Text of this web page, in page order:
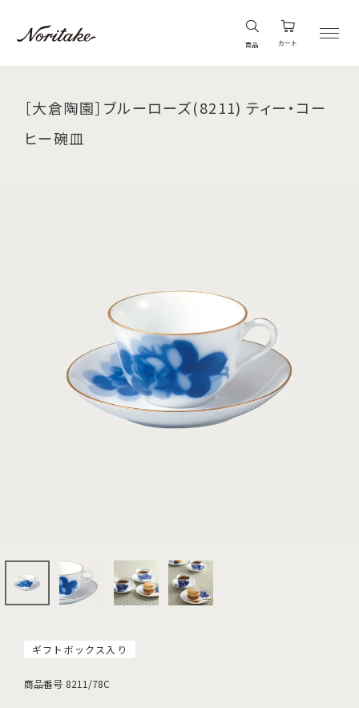
商品 カート
［大倉陶園］ブルーローズ(8211) ティー・コー
ヒー碗皿
ギフトボックス入り
商品番号 8211/78C